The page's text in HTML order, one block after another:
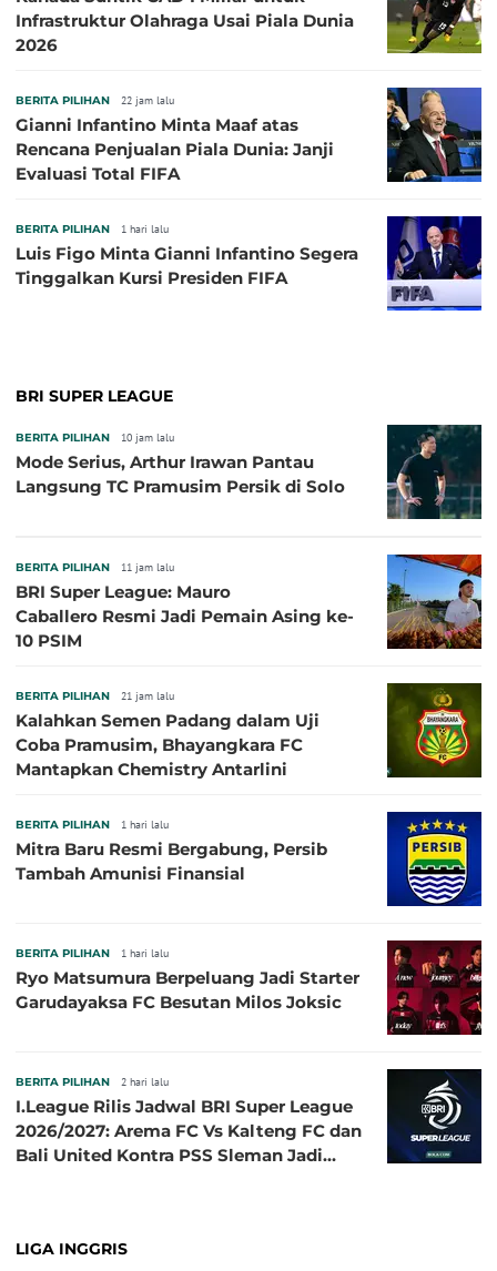
Infrastruktur Olahraga Usai Piala Dunia
2026
BERITA PILIHAN 22 jam lalu
Gianni Infantino Minta Maaf atas
Rencana Penjualan Piala Dunia: Janji
Evaluasi Total FIFA
BERITA PILIHAN 1 hari lalu
Luis Figo Minta Gianni Infantino Segera
Tinggalkan Kursi Presiden FIFA
BRI SUPER LEAGUE
BERITA PILIHAN 10 jam lalu
Mode Serius, Arthur Irawan Pantau
Langsung TC Pramusim Persik di Solo
BERITA PILIHAN 11 jam lalu
BRI Super League: Mauro
Caballero Resmi Jadi Pemain Asing ke-
10 PSIM
BERITA PILIHAN 21 jam lalu
Kalahkan Semen Padang dalam Uji
Coba Pramusim, Bhayangkara FC
Mantapkan Chemistry Antarlini
BERITA PILIHAN 1 hari lalu
Mitra Baru Resmi Bergabung, Persib
Tambah Amunisi Finansial
BERITA PILIHAN 1 hari lalu
Ryo Matsumura Berpeluang Jadi Starter
Garudayaksa FC Besutan Milos Joksic
BERITA PILIHAN 2 hari lalu
I.League Rilis Jadwal BRI Super League
2026/2027: Arema FC Vs Kalteng FC dan
Bali United Kontra PSS Sleman Jadi
LIGA INGGRIS